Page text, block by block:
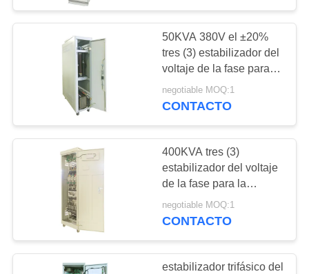
VIAJE
FÁBRICA
CONTROL
DE
CALIDAD
ÉNTRENOS
EN
CONTACTO
Estabilizador
trifásico del voltaje
66
Estabilizador
controlado servo del
voltaje
50KVA 380V el ±20%
tres (3) estabilizador del
voltaje de la fase para
IP20 al aire libre/interior
AVR SBW de Rusia
negotiable MOQ:1
CONTACTO
400KVA tres (3)
estabilizador del voltaje
de la fase para la
corrección de factor de
poder de Filipinas SBW
negotiable MOQ:1
CONTACTO
estabilizador trifásico del